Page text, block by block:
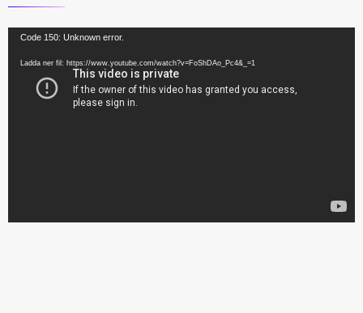
Code 150: Unknown error.
Ladda ner fil: https://www.youtube.com/watch?v=FoShDAo_Pc4&_=1